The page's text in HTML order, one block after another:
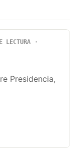
LECTURA
Presidencia,